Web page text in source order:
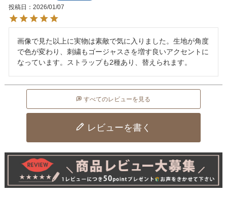
投稿日 2026/01/07
画像で見た以上に実物は素敵で気に入りました。生地が角度
で色が変わり、刺繍もゴージャスさを増す良いアクセントに
なっています。ストラップも2種あり、替えられます。
すべてのレビューを見る
レビューを書く